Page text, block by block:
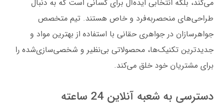
می‌کند، بلکه انتخابی ایده‌آل برای کسانی است که به دنبال
طراحی‌های منحصربه‌فرد و خاص هستند. تیم متخصص
جواهرسازان در جواهری حقانی با استفاده از بهترین مواد و
جدیدترین تکنیک‌ها، محصولاتی بی‌نظیر و شخصی‌سازی‌شده را
برای مشتریان خود خلق می‌کند.
دسترسی به شعبه آنلاین 24 ساعته